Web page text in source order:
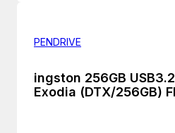
PENDRIVE
ingston 256GB
Exodia (DTX/256GB)